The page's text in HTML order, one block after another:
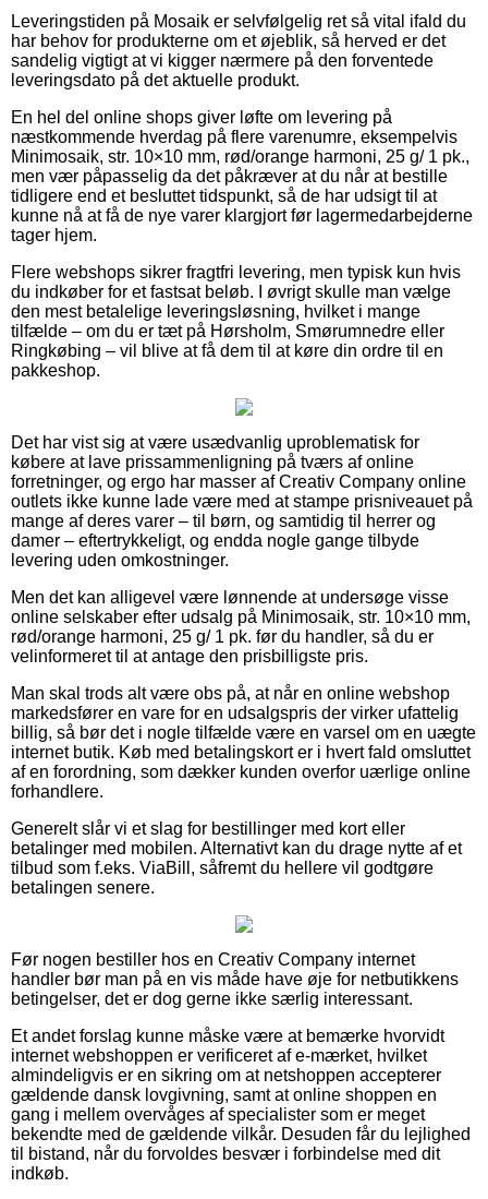
Leveringstiden på Mosaik er selvfølgelig ret så vital ifald du
har behov for produkterne om et øjeblik, så herved er det
sandelig vigtigt at vi kigger nærmere på den forventede
leveringsdato på det aktuelle produkt.
En hel del online shops giver løfte om levering på
næstkommende hverdag på flere varenumre, eksempelvis
Minimosaik, str. 10×10 mm, rød/orange harmoni, 25 g/ 1 pk.,
men vær påpasselig da det påkræver at du når at bestille
tidligere end et besluttet tidspunkt, så de har udsigt til at
kunne nå at få de nye varer klargjort før lagermedarbejderne
tager hjem.
Flere webshops sikrer fragtfri levering, men typisk kun hvis
du indkøber for et fastsat beløb. I øvrigt skulle man vælge
den mest betalelige leveringsløsning, hvilket i mange
tilfælde – om du er tæt på Hørsholm, Smørumnedre eller
Ringkøbing – vil blive at få dem til at køre din ordre til en
pakkeshop.
Det har vist sig at være usædvanlig uproblematisk for
købere at lave prissammenligning på tværs af online
forretninger, og ergo har masser af Creativ Company online
outlets ikke kunne lade være med at stampe prisniveauet på
mange af deres varer – til børn, og samtidig til herrer og
damer – eftertrykkeligt, og endda nogle gange tilbyde
levering uden omkostninger.
Men det kan alligevel være lønnende at undersøge visse
online selskaber efter udsalg på Minimosaik, str. 10×10 mm,
rød/orange harmoni, 25 g/ 1 pk. før du handler, så du er
velinformeret til at antage den prisbilligste pris.
Man skal trods alt være obs på, at når en online webshop
markedsfører en vare for en udsalgspris der virker ufattelig
billig, så bør det i nogle tilfælde være en varsel om en uægte
internet butik. Køb med betalingskort er i hvert fald omsluttet
af en forordning, som dækker kunden overfor uærlige online
forhandlere.
Generelt slår vi et slag for bestillinger med kort eller
betalinger med mobilen. Alternativt kan du drage nytte af et
tilbud som f.eks. ViaBill, såfremt du hellere vil godtgøre
betalingen senere.
Før nogen bestiller hos en Creativ Company internet
handler bør man på en vis måde have øje for netbutikkens
betingelser, det er dog gerne ikke særlig interessant.
Et andet forslag kunne måske være at bemærke hvorvidt
internet webshoppen er verificeret af e-mærket, hvilket
almindeligvis er en sikring om at netshoppen accepterer
gældende dansk lovgivning, samt at online shoppen en
gang i mellem overvåges af specialister som er meget
bekendte med de gældende vilkår. Desuden får du lejlighed
til bistand, når du forvoldes besvær i forbindelse med dit
indkøb.